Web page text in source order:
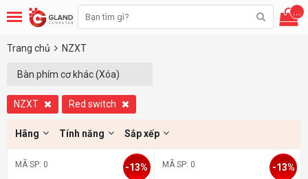
...
Trang chủ NZXT
Bàn phím cơ khác (Xóa)
NZXT Red switch
Hãng Tính năng Sắp xếp
MÃ SP: 0 -13% MÃ SP: 0 -13%